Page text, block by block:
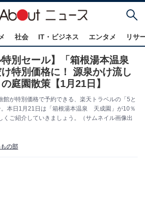
社会 IT・ビジネス エンタメ リサ
特別セール】「箱根湯本温泉
特別価格に！ 源泉かけ流し
庭園散策【1月21日】
館が特別価格で予約できる、楽天トラベルの「5と
本日1月21日は「箱根湯本温泉 天成園」が10％
くご紹介していきましょう。（サムネイル画像出
の部